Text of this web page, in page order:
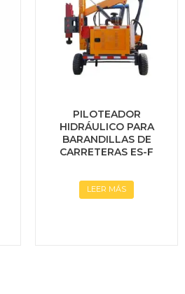
PILOTEADOR
HIDRÁULICO PARA
BARANDILLAS DE
CARRETERAS ES-F
LEER MÁS